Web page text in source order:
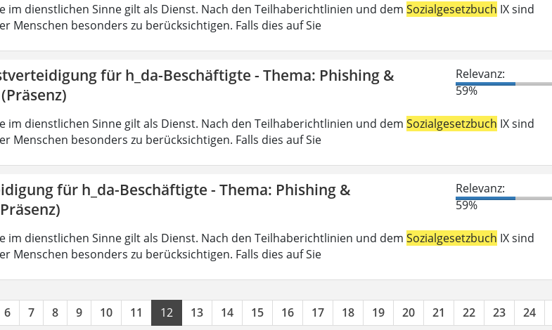
im dienstlichen Sinne gilt als Dienst. Nach den Teilhaberichtlinien und dem Sozialgesetzbuch IX sind
Menschen besonders zu berücksichtigen. Falls dies auf Sie
für h_da-Beschäftigte - Thema: Phishing &
Relevanz:
59%
im dienstlichen Sinne gilt als Dienst. Nach den Teilhaberichtlinien und dem Sozialgesetzbuch IX sind
Menschen besonders zu berücksichtigen. Falls dies auf Sie
für h_da-Beschäftigte - Thema: Phishing &
Relevanz:
59%
im dienstlichen Sinne gilt als Dienst. Nach den Teilhaberichtlinien und dem Sozialgesetzbuch IX sind
Menschen besonders zu berücksichtigen. Falls dies auf Sie
6 7 8 9 10 11 12 13 14 15 16 17 18 19 20 21 22 23 24